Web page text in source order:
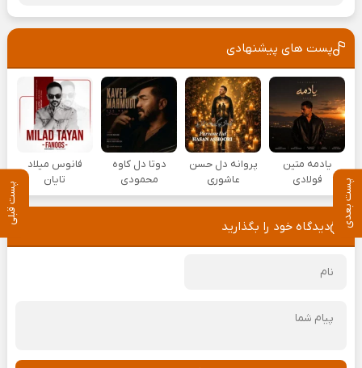
پست بعدی پست قبلی
پست های پیشنهادی
یادمه متین
فولادی
پروانه دل حسن
عاشوری
دوتا دل کاوه
محمودی
فانوس میلاد
تایان
دیدگاه خود را بگذارید